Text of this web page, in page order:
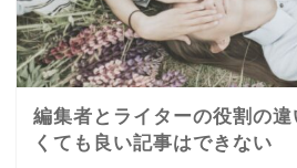
編集者とライターの役割の
くても良い記事はできない